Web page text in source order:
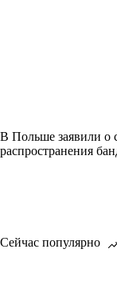
В Польше заявили о
распространения
Сейчас популярно